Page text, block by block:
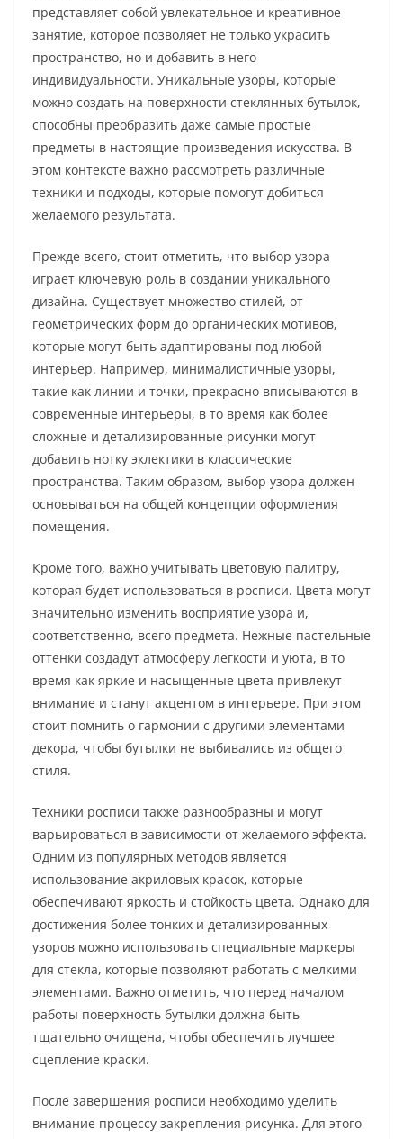
представляет собой увлекательное и креативное
занятие, которое позволяет не только украсить
пространство, но и добавить в него
индивидуальности. Уникальные узоры, которые
можно создать на поверхности стеклянных бутылок,
способны преобразить даже самые простые
предметы в настоящие произведения искусства. В
этом контексте важно рассмотреть различные
техники и подходы, которые помогут добиться
желаемого результата.
Прежде всего, стоит отметить, что выбор узора
играет ключевую роль в создании уникального
дизайна. Существует множество стилей, от
геометрических форм до органических мотивов,
которые могут быть адаптированы под любой
интерьер. Например, минималистичные узоры,
такие как линии и точки, прекрасно вписываются в
современные интерьеры, в то время как более
сложные и детализированные рисунки могут
добавить нотку эклектики в классические
пространства. Таким образом, выбор узора должен
основываться на общей концепции оформления
помещения.
Кроме того, важно учитывать цветовую палитру,
которая будет использоваться в росписи. Цвета могут
значительно изменить восприятие узора и,
соответственно, всего предмета. Нежные пастельные
оттенки создадут атмосферу легкости и уюта, в то
время как яркие и насыщенные цвета привлекут
внимание и станут акцентом в интерьере. При этом
стоит помнить о гармонии с другими элементами
декора, чтобы бутылки не выбивались из общего
стиля.
Техники росписи также разнообразны и могут
варьироваться в зависимости от желаемого эффекта.
Одним из популярных методов является
использование акриловых красок, которые
обеспечивают яркость и стойкость цвета. Однако для
достижения более тонких и детализированных
узоров можно использовать специальные маркеры
для стекла, которые позволяют работать с мелкими
элементами. Важно отметить, что перед началом
работы поверхность бутылки должна быть
тщательно очищена, чтобы обеспечить лучшее
сцепление краски.
После завершения росписи необходимо уделить
внимание процессу закрепления рисунка. Для этого